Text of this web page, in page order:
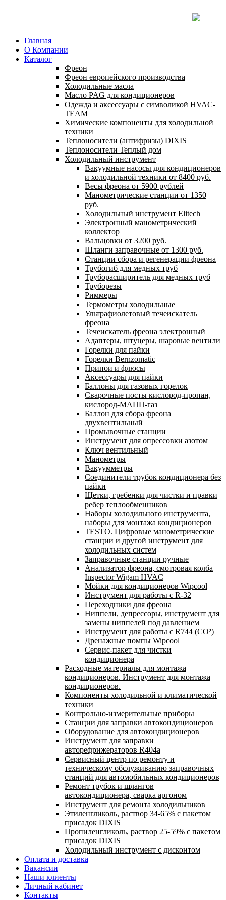
Главная
О Компании
Каталог
Фреон
Фреон европейского производства
Холодильные масла
Масло PAG для кондиционеров
Одежда и аксессуары с символикой HVAC-
TEAM
Химические компоненты для холодильной
техники
Теплоносители (антифризы) DIXIS
Теплоносители Теплый дом
Холодильный инструмент
Вакуумные насосы для кондиционеров
и холодильной техники от 8400 руб.
Весы фреона от 5900 рублей
Манометрические станции от 1350
руб.
Холодильный инструмент Elitech
Электронный манометрический
коллектор
Вальцовки от 3200 руб.
Шланги заправочные от 1300 руб.
Станции сбора и регенерации фреона
Трубогиб для медных труб
Труборасширитель для медных труб
Труборезы
Риммеры
Термометры холодильные
Ультрафиолетовый течеискатель
фреона
Течеискатель фреона электронный
Адаптеры, штуцеры, шаровые вентили
Горелки для пайки
Горелки Bernzomatic
Припои и флюсы
Аксессуары для пайки
Баллоны для газовых горелок
Сварочные посты кислород-пропан,
кислород-МАПП-газ
Баллон для сбора фреона
двухвентильный
Промывочные станции
Инструмент для опрессовки азотом
Ключ вентильный
Манометры
Вакуумметры
Соединители трубок кондиционера без
пайки
Щетки, гребенки для чистки и правки
ребер теплообменников
Наборы холодильного инструмента,
наборы для монтажа кондиционеров
TESTO. Цифровые манометрические
станции и другой инструмент для
холодильных систем
Заправочные станции ручные
Анализатор фреона, смотровая колба
Inspector Wigam HVAC
Мойки для кондиционеров Wipcool
Инструмент для работы с R-32
Переходники для фреона
Ниппели, депрессоры, инструмент для
замены ниппелей под давлением
Инструмент для работы с R744 (CO²)
Дренажные помпы Wipcool
Сервис-пакет для чистки
кондиционера
Расходные материалы для монтажа
кондиционеров. Инструмент для монтажа
кондиционеров.
Компоненты холодильной и климатической
техники
Контрольно-измерительные приборы
Станции для заправки автокондиционеров
Оборудование для автокондиционеров
Инструмент для заправки
авторефрижераторов R404a
Сервисный центр по ремонту и
техническому обслуживанию заправочных
станций для автомобильных кондиционеров
Ремонт трубок и шлангов
автокондиционера, сварка аргоном
Инструмент для ремонта холодильников
Этиленгликоль, раствор 34-65% с пакетом
присадок DIXIS
Пропиленгликоль, раствор 25-59% с пакетом
присадок DIXIS
Холодильный инструмент с дисконтом
Оплата и доставка
Вакансии
Наши клиенты
Личный кабинет
Контакты